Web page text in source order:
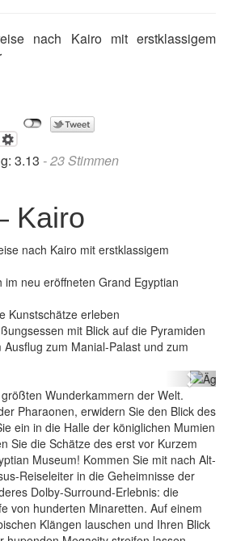
nach Kairo mit erstklassigem
3.13 -23Stimmen
Kairo
nach Kairo mit erstklassigem
im neu eröffneten Grand Egyptian
Kunstschätze erleben
mit Blick auf die Pyramiden
zum Manial-Palast und zum
Ägypten – Kairo
Next
Wunderkammern der Welt.
Pharaonen, erwidern Sie den Blick des
ein in die Halle der königlichen Mumien
Sie die Schätze des erst vor Kurzem
Museum! Kommen Sie mit nach Alt-
Reiseleiter in die Geheimnisse der
Dolby-Surround-Erlebnis: die
von hunderten Minaretten. Auf einem
Klängen lauschen und Ihren Blick